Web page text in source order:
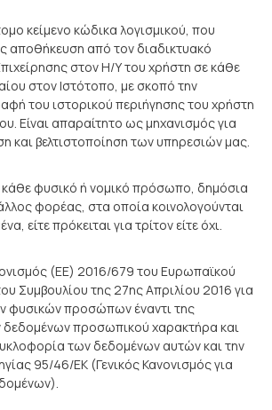
κείμενο κώδικα λογισμικού, που
αποθήκευση από τον διαδικτυακό
στον Η/Υ του χρήστη σε κάθε
στον Ιστότοπο, με σκοπό την
του ιστορικού περιήγησης του χρήστη
Είναι απαραίτητο ως μηχανισμός για
και βελτιστοποίηση των υπηρεσιών μας.
κάθε φυσικό ή νομικό πρόσωπο, δημόσια
φορέας, στα οποία κοινολογούνται
είτε πρόκειται για τρίτον είτε όχι.
(ΕΕ) 2016/679 του Ευρωπαϊκού
Συμβουλίου της 27ης Απριλίου 2016 για
φυσικών προσώπων έναντι της
δεδομένων προσωπικού χαρακτήρα και
των δεδομένων αυτών και την
95/46/ΕΚ (Γενικός Κανονισμός για